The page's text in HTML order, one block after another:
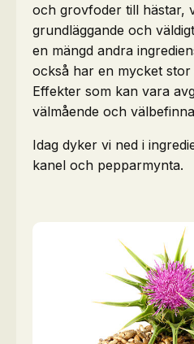
och grovfoder till hästar,
grundläggande och
en mängd andra
också har en mycket
Effekter som kan vara
välmående och
Idag dyker vi ned i
kanel och pepparmynta.